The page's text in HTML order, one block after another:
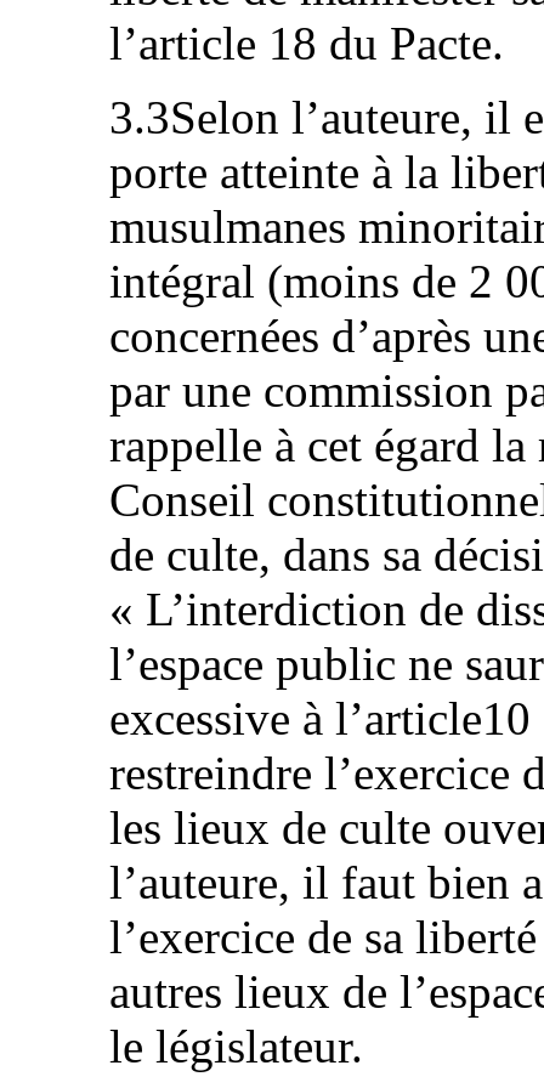
l’article 18 du Pacte.
3.3Selon l’auteure, il
porte atteinte à la
musulmanes
intégral (moins de 2
concernées d’après
par une commission
rappelle à cet égard
Conseil
de culte, dans sa
« L’interdiction de
l’espace public ne
excessive à
restreindre l’exercice
les lieux de culte
l’auteure, il faut bien
l’exercice de sa
autres lieux de
le législateur.